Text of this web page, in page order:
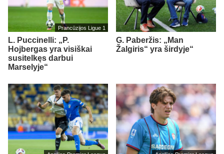
Prancūzijos Ligue 1
L. Puccinelli: „P.
Hojbergas yra visiškai
susitelkęs darbui
Marselyje“
G. Paberžis: „Man
Žalgiris“ yra širdyje“